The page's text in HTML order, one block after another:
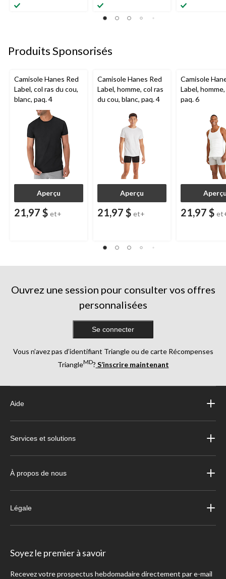
Produits Sponsorisés
Camisole Hanes Red
Label, col ras du cou,
blanc, paq. 4
Aperçu
21,97 $ et+
Camisole Hanes Red
Label, homme, col ras
du cou, blanc, paq. 4
Aperçu
21,97 $ et+
Camisole
Label,
paq. 6
21,97 $
Ouvrez une session pour consulter vos offres
personnalisées
Se connecter
Vous n’avez pas d’identifiant Triangle ou de carte Récompenses
TriangleMD? S’inscrire maintenant
Aide
Services et solutions
À propos de nous
Légale
Soyez le premier à savoir
Recevez votre prospectus hebdomadaire directement par e-mail